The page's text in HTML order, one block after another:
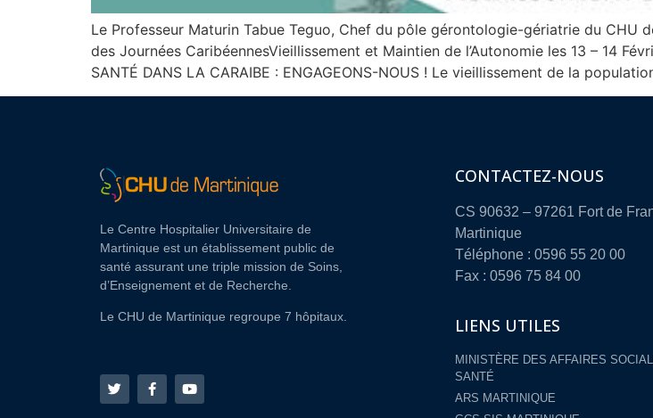
Le Professeur Maturin Tabue Teguo, Chef du pôle gérontologie-gériatrie du
des Journées CaribéennesVieillissement et Maintien de l’Autonomie les 13 – 14
SANTÉ DANS LA CARAIBE : ENGAGEONS-NOUS ! Le vieillissement de la
Le Centre Hospitalier Universitaire de
Martinique est un établissement public de
santé assurant une triple mission de Soins,
d’Enseignement et de Recherche.
Le CHU de Martinique regroupe 7 hôpitaux.
CONTACTEZ-NOUS
CS 90632 – 97261 Fort de
Martinique
Téléphone : 0596 55 20 00
Fax : 0596 75 84 00
LIENS UTILES
MINISTÈRE DES AFFAIRES
SANTÉ
ARS MARTINIQUE